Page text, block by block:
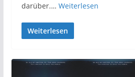
darüber.… Weiterlesen
Weiterlesen